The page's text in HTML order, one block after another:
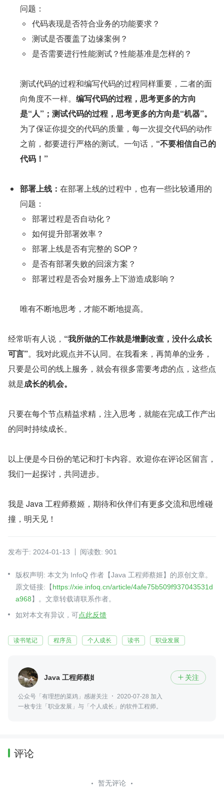
问题：
代码表现是否符合业务的功能要求？
测试是否覆盖了边缘案例？
是否需要进行性能测试？性能基准是怎样的？
测试代码的过程和编写代码的过程同样重要，二者的面
向角度不一样。 编写代码的过程，思考更多的方向
是“人”；测试代码的过程，思考更多的方向是“机器”。
为了保证你提交的代码的质量，每一次提交代码的动作
之前，都要进行严格的测试。一句话， “不要相信自己的
代码！”
部署上线： 在部署上线的过程中，也有一些比较通用的
问题：
部署过程是否自动化？
如何提升部署效率？
部署上线是否有完整的 SOP？
是否有部署失败的回滚方案？
部署过程是否会对服务上下游造成影响？
唯有不断地思考，才能不断地提高。
经常听有人说， “我所做的工作就是增删改查，没什么成长
可言”。我对此观点并不认同。在我看来，再简单的业务，
只要是公司的线上服务，就会有很多需要考虑的点，这些点
就是成长的机会。
只要在每个节点精益求精，注入思考，就能在完成工作产出
的同时持续成长。
以上便是今日份的笔记和打卡内容。欢迎你在评论区留言，
我们一起探讨，共同进步。
我是 Java 工程师蔡姬，期待和伙伴们有更多交流和思维碰
撞，明天见！
发布于: 2024-01-13 阅读数: 901
版权声明: 本文为 InfoQ 作者【Java 工程师蔡姬】的原创文章。
原文链接:【https://xie.infoq.cn/article/4afe75b509f937043531d
a968】。文章转载请联系作者。
如对本文有异议，可点此反馈
读书笔记 程序员 个人成长 读书 职业发展
Java 工程师蔡姬  关注
公众号「有理想的菜鸡」感谢关注
2020-07-28 加入
一枚专注「职业发展」与「个人成长」的软件工程师。
评论
暂无评论